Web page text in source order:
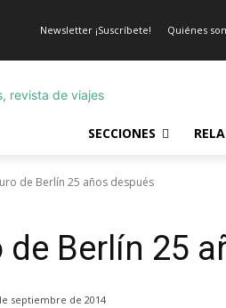
Newsletter ¡Suscríbete! Quiénes
SECCIONES
de Berlín 25 años después
de Berlín 25
septiembre de 2014